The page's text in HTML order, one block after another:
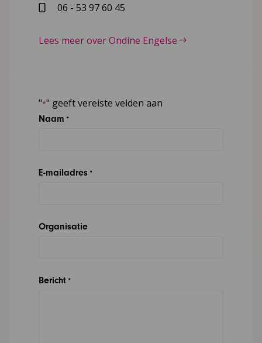
06 - 53 97 60 45
Lees meer over Ondine Engelse
"*" geeft vereiste velden aan
Naam *
E-mailadres *
Organisatie
Bericht *